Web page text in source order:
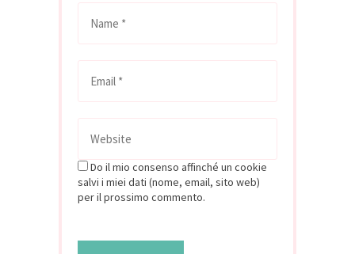
Do il mio consenso affinché un cookie
salvi i miei dati (nome, email, sito web)
per il prossimo commento.